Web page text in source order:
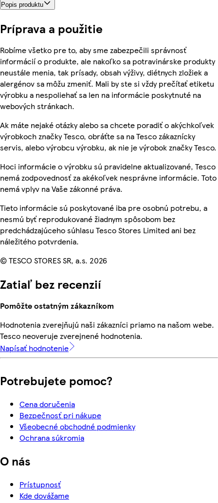
Popis produktu
Príprava a použitie
Robíme všetko pre to, aby sme zabezpečili správnosť
informácií o produkte, ale nakoľko sa potravinárske produkty
neustále menia, tak prísady, obsah výživy, diétnych zložiek a
alergénov sa môžu zmeniť. Mali by ste si vždy prečítať etiketu
výrobku a nespoliehať sa len na informácie poskytnuté na
webových stránkach.
Ak máte nejaké otázky alebo sa chcete poradiť o akýchkoľvek
výrobkoch značky Tesco, obráťte sa na Tesco zákaznícky
servis, alebo výrobcu výrobku, ak nie je výrobok značky Tesco.
Hoci informácie o výrobku sú pravidelne aktualizované, Tesco
nemá zodpovednosť za akékoľvek nesprávne informácie. Toto
nemá vplyv na Vaše zákonné práva.
Tieto informácie sú poskytované iba pre osobnú potrebu, a
nesmú byť reprodukované žiadnym spôsobom bez
predchádzajúceho súhlasu Tesco Stores Limited ani bez
náležitého potvrdenia.
© TESCO STORES SR, a.s. 2026
Zatiaľ bez recenzií
Pomôžte ostatným zákazníkom
Hodnotenia zverejňujú naši zákazníci priamo na našom webe.
Tesco neoveruje zverejnené hodnotenia.
Napísať hodnotenie
Potrebujete pomoc?
Cena doručenia
Bezpečnosť pri nákupe
Všeobecné obchodné podmienky
Ochrana súkromia
O nás
Prístupnosť
Kde dovážame